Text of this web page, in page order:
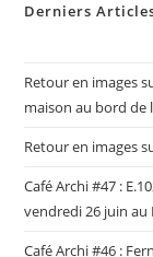
Derniers
Retour en images
maison au bord de
Retour en images
Café Archi #47 :
vendredi 26 juin au
Café Archi #46 :